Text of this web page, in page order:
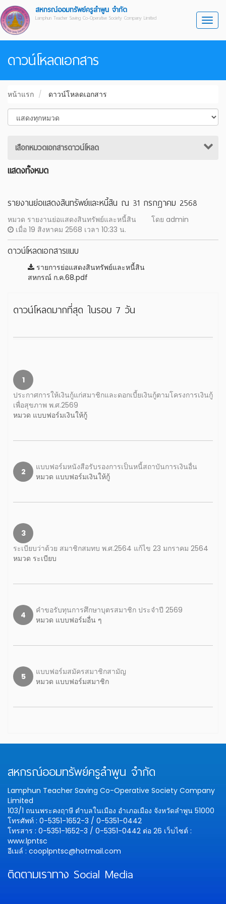
สหกรณ์ออมทรัพย์ครูลำพูน จำกัด
Lamphun Teacher Saving Co-Operative Society Company Limited
ดาวน์โหลดเอกสาร
หน้าแรก ดาวน์โหลดเอกสาร
เสือกหมวดเอกสารดาวน์โหลด
แสดงทั้งหมด
รายงานย่อแสดงสินทรัพย์และหนี้สิน ณ 31 กรกฎาคม 2568
หมวด รายงานย่อแสดงสินทรัพย์และหนี้สิน
โดย admin
เมื่อ 19 สิงหาคม 2568 เวลา 10:33 น.
ดาวน์โหลดเอกสารแนบ
รายการย่อแสดงสินทรัพย์และหนี้สิน
สหกรณ์ ก.ค.68.pdf
ดาวน์โหลดมากที่สุด ในรอบ 7 วัน
1
ประกาศการให้เงินกู้แก่สมาชิกและดอกเบี้ยเงินกู้ตามโครงการเงินกู้
เพื่อสุขภาพ พ.ศ.2569
หมวด แบบฟอร์มเงินให้กู้
2
แบบฟอร์มหนังสือรับรองการเป็นหนี้สถาบันการเงินอื่น
หมวด แบบฟอร์มเงินให้กู้
3
ระเบียบว่าด้วย สมาชิกสมทบ พ.ศ.2564 แก้ไข 23 มกราคม 2564
หมวด ระเบียบ
4
คำขอรับทุนการศึกษาบุตรสมาชิก ประจำปี 2569
หมวด แบบฟอร์มอื่น ๆ
5
แบบฟอร์มสมัครสมาชิกสามัญ
หมวด แบบฟอร์มสมาชิก
สหกรณ์ออมทรัพย์ครูลำพูน จำกัด
Lamphun Teacher Saving Co-Operative Society Company
Limited
103/1 ถนนพระคงฤาษี ตำบลในเมือง อำเภอเมือง จังหวัดลำพูน 51000
โทรศัพท์ : 0-5351-1652-3 / 0-5351-0442
โทรสาร : 0-5351-1652-3 / 0-5351-0442 ต่อ 26 เว็บไซต์ :
www.lpntsc
อีเมล์ : cooplpntsc@hotmail.com
ติดตามเราทาง Social Media